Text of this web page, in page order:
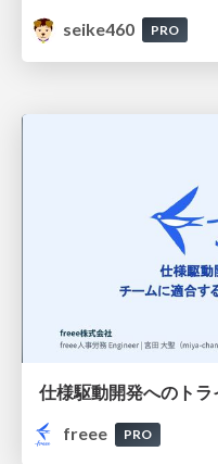
seike460 PRO
freee
PRO